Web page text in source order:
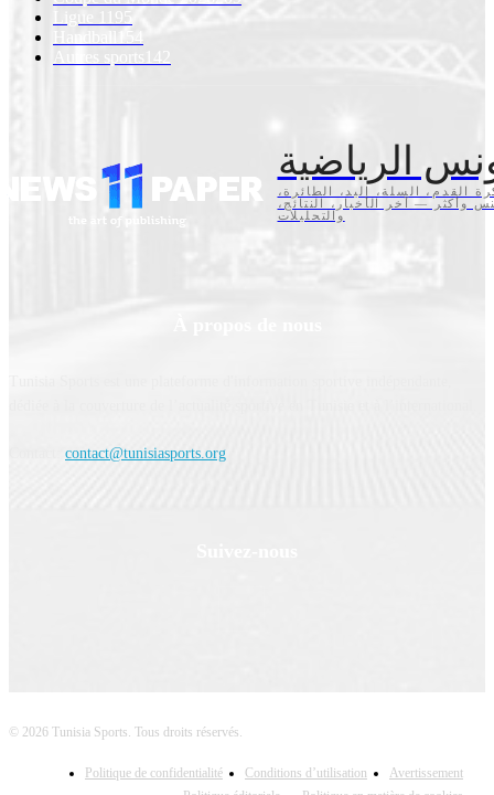
Ligue 1
195
154
Autres sports 142
الرياضية
القدم، السلة، اليد، الطائرة،
وأكثر — آخر الأخبار، النتائج،
والتحليلات
contact@tunisiasports.org
© 2026 Tunisia Sports. Tous droits réservés.
Politique de confidentialité Conditions d’utilisation
Avertissement